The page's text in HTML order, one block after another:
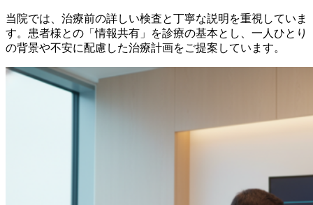
当院では、治療前の詳しい検査と丁寧な説明を重視していま
す。患者様との「情報共有」を診療の基本とし、一人ひとり
の背景や不安に配慮した治療計画をご提案しています。